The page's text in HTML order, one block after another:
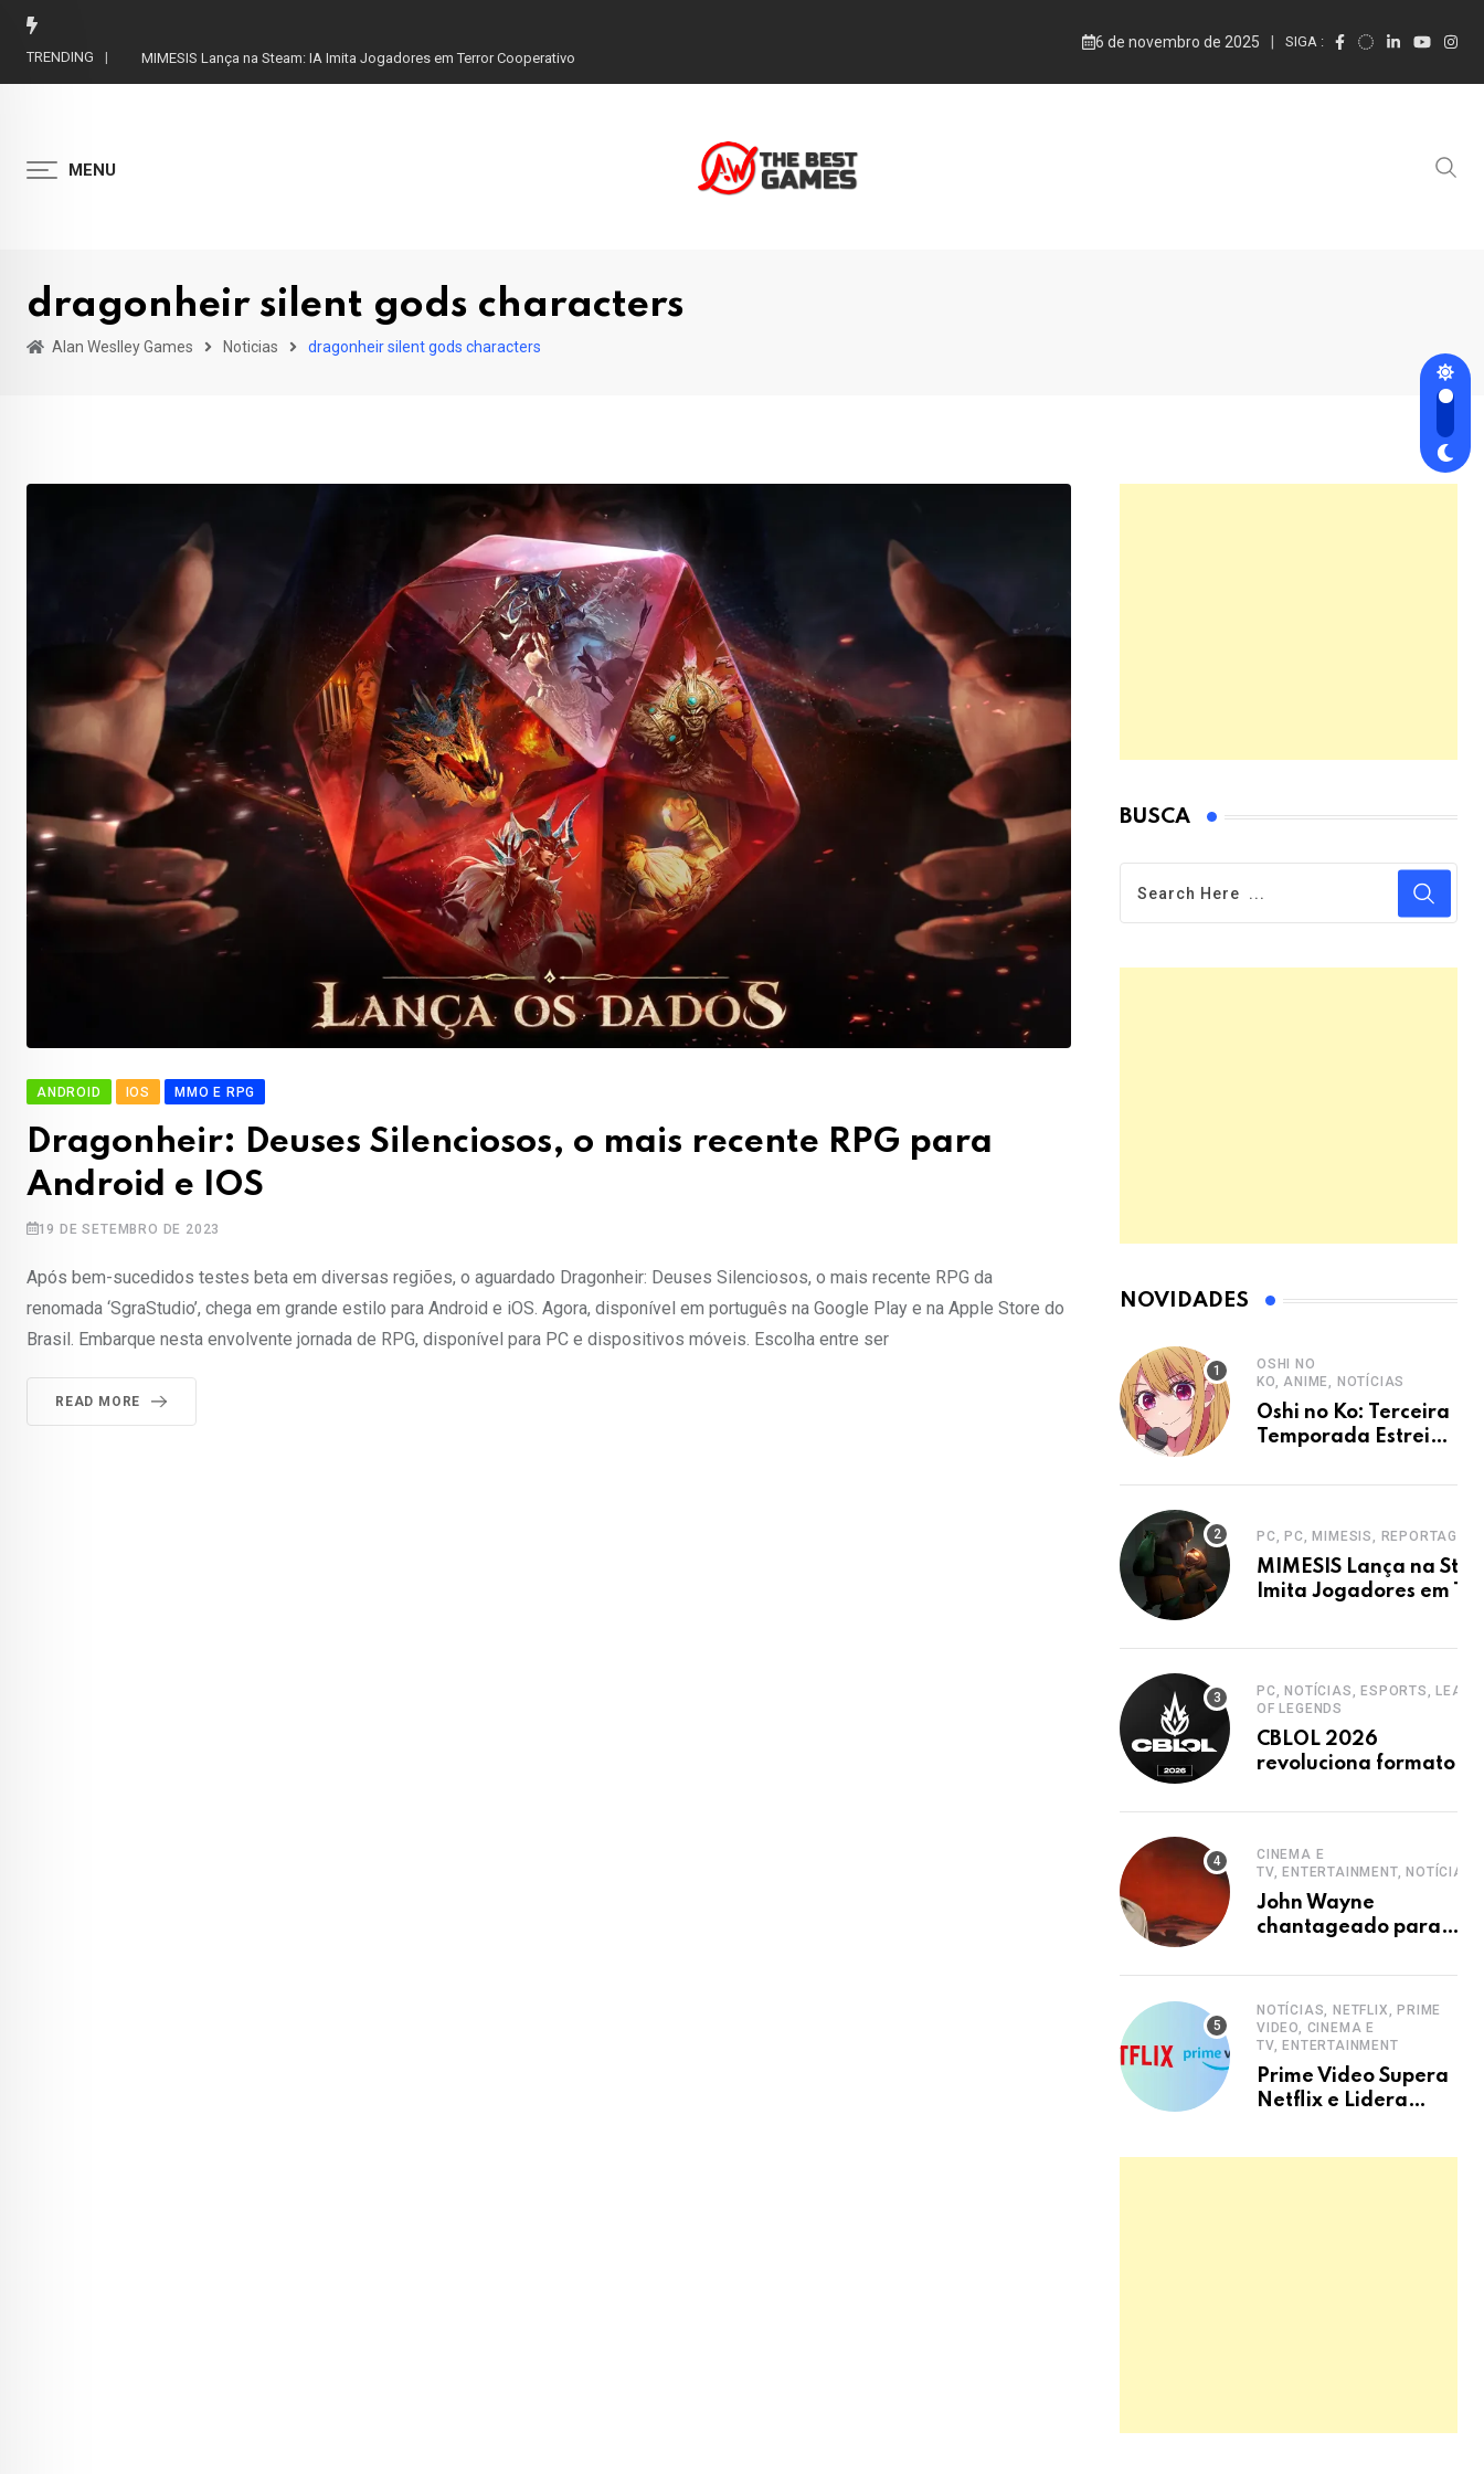
Skip
TRENDING MIMESIS Lança na Steam: IA Imita Jogadores em Terror Cooperativo
6 de novembro de 2025 SIGA :
MENU
dragonheir silent gods characters
Alan Weslley Games Noticias dragonheir silent gods characters
ANDROID IOS MMO E RPG
Dragonheir: Deuses Silenciosos, o mais recente RPG para
Android e IOS
19 DE SETEMBRO DE 2023
Após bem-sucedidos testes beta em diversas regiões, o aguardado Dragonheir: Deuses Silenciosos, o mais recente RPG da
renomada ‘SgraStudio’, chega em grande estilo para Android e iOS. Agora, disponível em português na Google Play e na Apple Store do
Brasil. Embarque nesta envolvente jornada de RPG, disponível para PC e dispositivos móveis. Escolha entre ser
READ MORE
BUSCA
NOVIDADES
OSHI NO
KO, ANIME, NOTÍCIAS
Oshi no Ko: Terceira
Temporada Estreia
PC, PC, MIMESIS,
MIMESIS Lança na
Imita Jogadores em
PC, NOTÍCIAS, ESPORTS,
OF LEGENDS
CBLOL 2026
revoluciona formato
retorno de tinowns
CINEMA E
TV, ENTERTAINMENT, NOTÍCIAS
John Wayne
chantageado para
clássico de John Ford
NOTÍCIAS, NETFLIX, PRIME
VIDEO, CINEMA E
TV, ENTERTAINMENT
Prime Video Supera
Netflix e Lidera